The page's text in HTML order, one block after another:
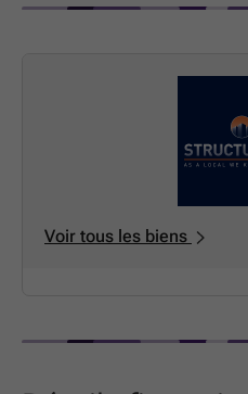
de travail professionnel,
d’un bâtiment
organiser une visite.
Voir tous les biens